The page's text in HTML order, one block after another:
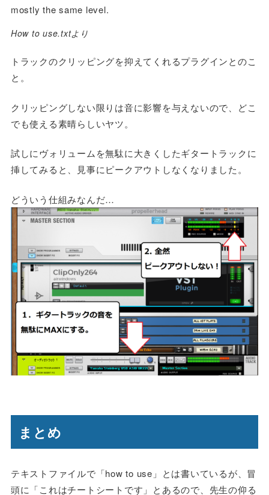
mostly the same level.
How to use.txtより
トラックのクリッピングを抑えてくれるプラグインとのこ
と。
クリッピングしない限りは音に影響を与えないので、どこ
でも使える素晴らしいヤツ。
試しにヴォリュームを無駄に大きくしたギタートラックに
挿してみると、見事にピークアウトしなくなりました。
どういう仕組みなんだ…
まとめ
テキストファイルで「how to use」とは書いているが、冒
頭に「これはチートシートです」とあるので、先生の仰る